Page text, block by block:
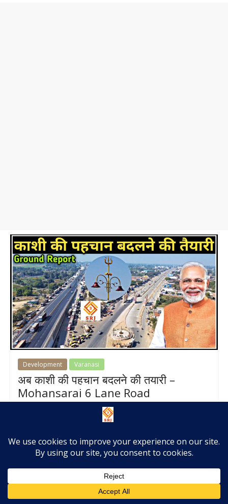
Development Varanasi
अब काशी की पहचान बदलने की तयारी –
Mohansarai 6 Lane Road
SRJ
UP Development
Mohansarai 6 Lane Road : गंगा के पश्चिमी तट पर बसे विश्व की
Read more